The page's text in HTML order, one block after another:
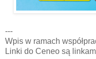
---
Wpis w ramach
Linki do Ceneo są